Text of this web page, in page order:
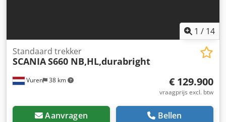
1 / 14
Vuren 38 km
Standaard trekker
SCANIAS660 NB,HL,durabright
€ 129.900
vraagprijs excl. btw
Aanvragen Bellen